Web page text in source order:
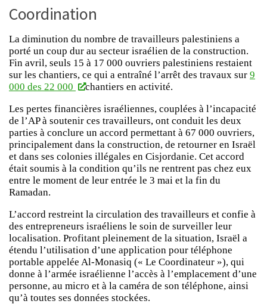
Coordination
La diminution du nombre de travailleurs palestiniens a
porté un coup dur au secteur israélien de la construction.
Fin avril, seuls 15 à 17 000 ouvriers palestiniens restaient
sur les chantiers, ce qui a entraîné l’arrêt des travaux sur 9
000 des 22 000
chantiers en activité.
Les pertes financières israéliennes, couplées à l’incapacité
de l’AP à soutenir ces travailleurs, ont conduit les deux
parties à conclure un accord permettant à 67 000 ouvriers,
principalement dans la construction, de retourner en Israël
et dans ses colonies illégales en Cisjordanie. Cet accord
était soumis à la condition qu’ils ne rentrent pas chez eux
entre le moment de leur entrée le 3 mai et la fin du
Ramadan.
L’accord restreint la circulation des travailleurs et confie à
des entrepreneurs israéliens le soin de surveiller leur
localisation. Profitant pleinement de la situation, Israël a
étendu l’utilisation d’une application pour téléphone
portable appelée Al-Monasiq (« Le Coordinateur »), qui
donne à l’armée israélienne l’accès à l’emplacement d’une
personne, au micro et à la caméra de son téléphone, ainsi
qu’à toutes ses données stockées.